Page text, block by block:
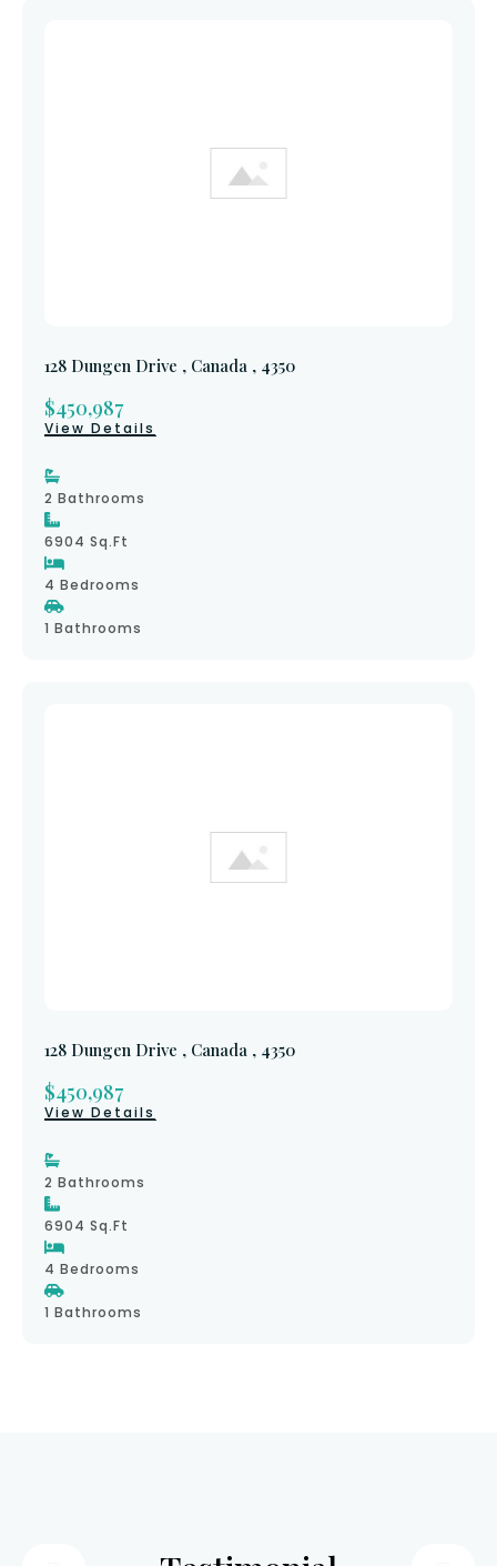
128 Dungen Drive , Canada , 4350
$450,987
View Details
2 Bathrooms
6904 Sq.ft
4 Bedrooms
1 Bathrooms
128 Dungen Drive , Canada , 4350
$450,987
View Details
2 Bathrooms
6904 Sq.ft
4 Bedrooms
1 Bathrooms